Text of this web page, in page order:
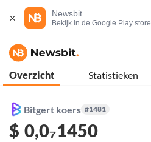
Newsbit
Bekijk in de Google Play store
Overzicht Statistieken
Bitgert koers #1481
$ 0,0₇1450